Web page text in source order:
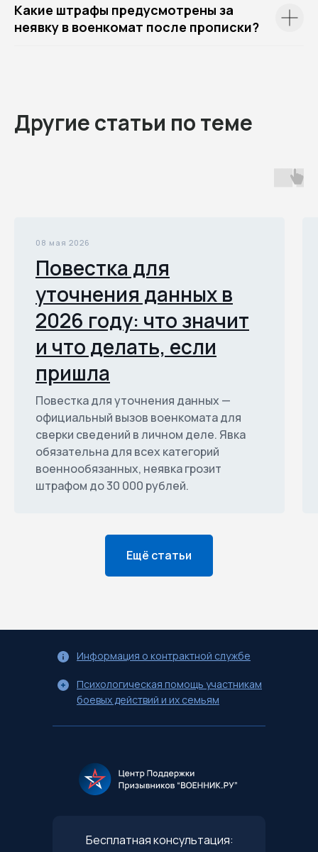
Какие штрафы предусмотрены за
неявку в военкомат после прописки?
Другие статьи по теме
08 мая 2026
Повестка для
уточнения данных в
2026 году: что значит
и что делать, если
пришла
Повестка для уточнения данных —
официальный вызов военкомата для
сверки сведений в личном деле. Явка
обязательна для всех категорий
военнообязанных, неявка грозит
штрафом до 30 000 рублей.
Ещё статьи
Бесплатная консультация:
Информация о контрактной службе
Психологическая помощь участникам
боевых действий и их семьям